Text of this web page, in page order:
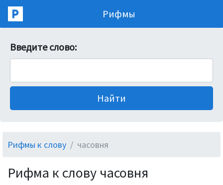
Рифмы
Введите слово:
Рифмы к слову часовня
Рифма к слову часовня